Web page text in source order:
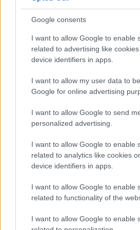
Google consents
I want to allow Google to enable
related to advertising like
device identifiers in apps.
I want to allow my user data to
Google for online advertising
I want to allow Google to send
personalized advertising.
I want to allow Google to enable
related to analytics like cookies
device identifiers in apps.
I want to allow Google to enable
related to functionality of the
I want to allow Google to enable
I nostri cari
I nostri cari
Giovannimaria Cabras